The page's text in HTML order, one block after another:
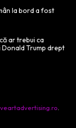
la bord a fost
ar trebui ca
Donald Trump drept